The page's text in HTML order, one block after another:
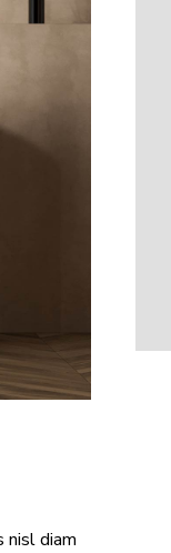
nisl diam